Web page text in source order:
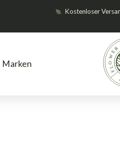
Kostenloser
Marken